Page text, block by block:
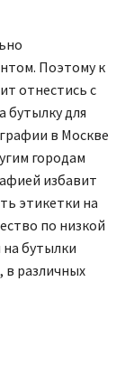
Поэтому к
отнестись с
бутылку для
в Москве
городам
избавит
этикетки на
по низкой
бутылки
в различных